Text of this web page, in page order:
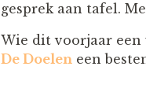
gesprek aan tafel.
Wie dit voorjaar
De Doelen een